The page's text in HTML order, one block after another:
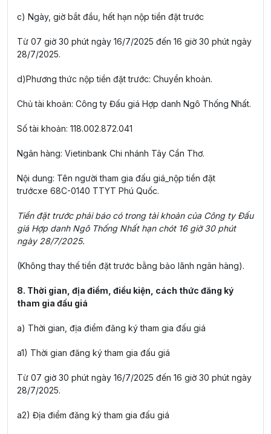
c) Ngày, giờ bắt đầu, hết hạn nộp tiền đặt trước
Từ 07 giờ 30 phút ngày 16/7/2025 đến 16 giờ 30 phút ngày
28/7/2025.
d)Phương thức nộp tiền đặt trước: Chuyển khoản.
Chủ tài khoản: Công ty Đấu giá Hợp danh Ngô Thống Nhất.
Số tài khoản: 118.002.872.041
Ngân hàng: Vietinbank Chi nhánh Tây Cần Thơ.
Nội dung: Tên người tham gia đấu giá_nộp tiền đặt
trướcxe 68C-0140 TTYT Phú Quốc.
Tiền đặt trước phải báo có trong tài khoản của Công ty Đấu
giá Hợp danh Ngô Thống Nhất hạn chót 16 giờ 30 phút
ngày 28/7/2025.
(Không thay thế tiền đặt trước bằng bảo lãnh ngân hàng).
8. Thời gian, địa điểm, điều kiện, cách thức đăng ký
tham gia đấu giá
a) Thời gian, địa điểm đăng ký tham gia đấu giá
a1) Thời gian đăng ký tham gia đấu giá
Từ 07 giờ 30 phút ngày 16/7/2025 đến 16 giờ 30 phút ngày
28/7/2025.
a2) Địa điểm đăng ký tham gia đấu giá